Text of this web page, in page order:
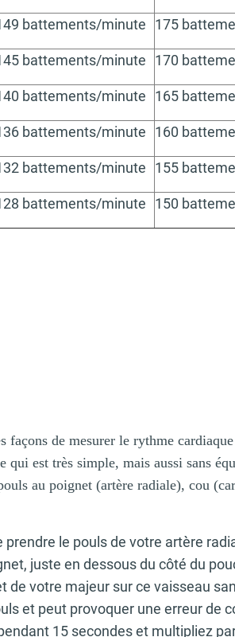
battements/minute 175
battements/minute 170
battements/minute 165
battements/minute 160
battements/minute 155
battements/minute 150
façons de mesurer le rythme
qui est très simple, mais aussi sans
au poignet (artère radiale), cou
prendre le pouls de votre artère
juste en dessous du côté du
de votre majeur sur ce vaisseau
et peut provoquer une erreur de
15 secondes et multipliez